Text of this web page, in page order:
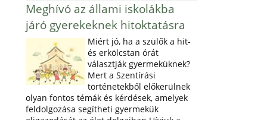
Meghívó az állami iskolákba
járó gyerekeknek hitoktatásra
Miért jó, ha a szülők a hit-
és erkölcstan órát
választják gyermeküknek?
Mert a Szentírási
történetekből előkerülnek
olyan fontos témák és kérdések, amelyek
feldolgozása segítheti gyermekük